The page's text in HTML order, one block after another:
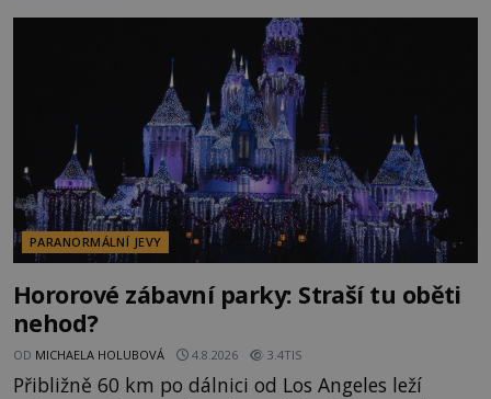
následně nalezne schovaný kokain. Tímto
momentem se slavnému
PARANORMÁLNÍ JEVY
Hororové zábavní parky: Straší tu oběti
nehod?
OD MICHAELA HOLUBOVÁ 4.8.2026 3.4TIS
Přibližně 60 km po dálnici od Los Angeles leží